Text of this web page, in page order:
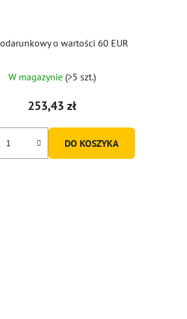
o wartości 60 EUR
W magazynie (>5 szt.)
253,43 zł
DO KOSZYKA